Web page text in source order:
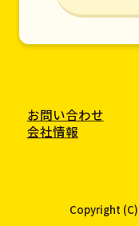
お問い合わせ
会社情報
Copyright